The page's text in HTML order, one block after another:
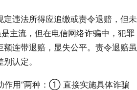
定违法所得应追缴或责令退赔，但未
主流，但在电信网络诈骗中，犯罪
连带退赔，显失公平。责令退赔虽
认定。
作用”两种：① 直接实施具体诈骗